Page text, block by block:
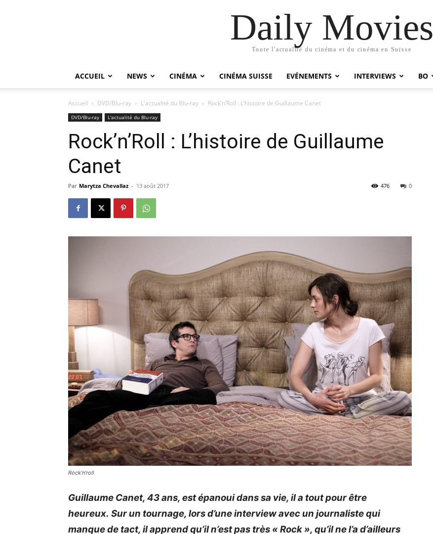
Daily Movies
Toute l'actualité du cinéma et du cinéma en Suisse
ACCUEIL NEWS CINÉMA CINÉMA SUISSE EVÉNEMENTS INTERVIEWS BO
Accueil DVD/Blu-ray L'actualité du Blu-ray Rock’n’Roll : L’histoire de Guillaume Canet
DVD/Blu-ray L'actualité du Blu-ray
Rock’n’Roll : L’histoire de Guillaume
Canet
Par Marytza Chevallaz - 13 août 2017 0
476
Rock’n’roll
Guillaume Canet, 43 ans, est épanoui dans sa vie, il a tout pour être
heureux. Sur un tournage, lors d’une interview avec un journaliste qui
manque de tact, il apprend qu’il n’est pas très « Rock », qu’il ne l’a d’ailleurs